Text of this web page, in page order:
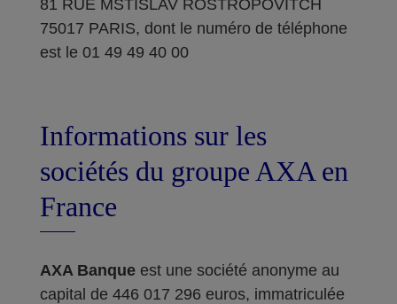
81 RUE MSTISLAV ROSTROPOVITCH
75017 PARIS, dont le numéro de téléphone
est le 01 49 49 40 00
Informations sur les
sociétés du groupe AXA en
France
AXA Banque est une société anonyme au
capital de 446 017 296 euros, immatriculée